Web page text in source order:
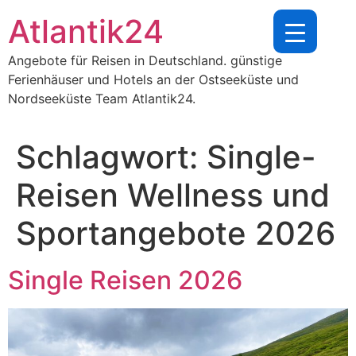
Inhalt
springen
Atlantik24
Angebote für Reisen in Deutschland. günstige
Ferienhäuser und Hotels an der Ostseeküste und
Nordseeküste Team Atlantik24.
Schlagwort: Single-
Reisen Wellness und
Sportangebote 2026
Single Reisen 2026